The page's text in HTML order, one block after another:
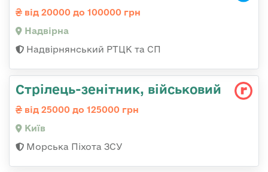
від 20000 до 100000 грн
Надвірна
Надвірнянський РТЦК та СП
Стpілець-зенітник, військовий
від 25000 до 125000 грн
Київ
Морська Піхота ЗСУ